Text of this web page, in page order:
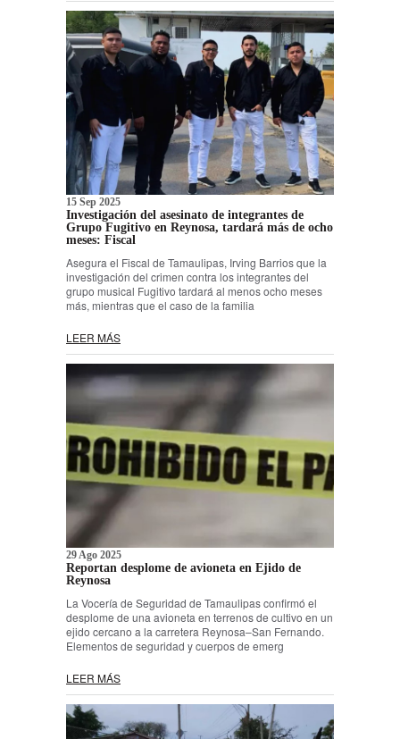
15 Sep 2025
Investigación del asesinato de integrantes de
Grupo Fugitivo en Reynosa, tardará más de ocho
meses: Fiscal
Asegura el Fiscal de Tamaulipas, Irving Barrios que la
investigación del crimen contra los integrantes del
grupo musical Fugitivo tardará al menos ocho meses
más, mientras que el caso de la familia
LEER MÁS
29 Ago 2025
Reportan desplome de avioneta en Ejido de
Reynosa
La Vocería de Seguridad de Tamaulipas confirmó el
desplome de una avioneta en terrenos de cultivo en un
ejido cercano a la carretera Reynosa–San Fernando.
Elementos de seguridad y cuerpos de emerg
LEER MÁS